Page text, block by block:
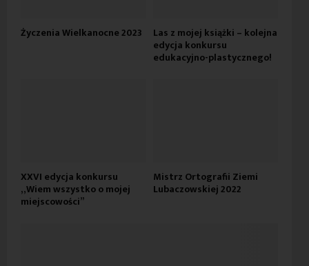
Życzenia Wielkanocne 2023 Las z mojej książki – kolejna
edycja konkursu
edukacyjno-plastycznego!
XXVI edycja konkursu
„Wiem wszystko o mojej
miejscowości”
Mistrz Ortografii Ziemi
Lubaczowskiej 2022